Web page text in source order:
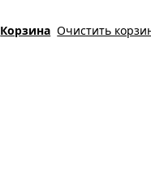
Корзина Очистить